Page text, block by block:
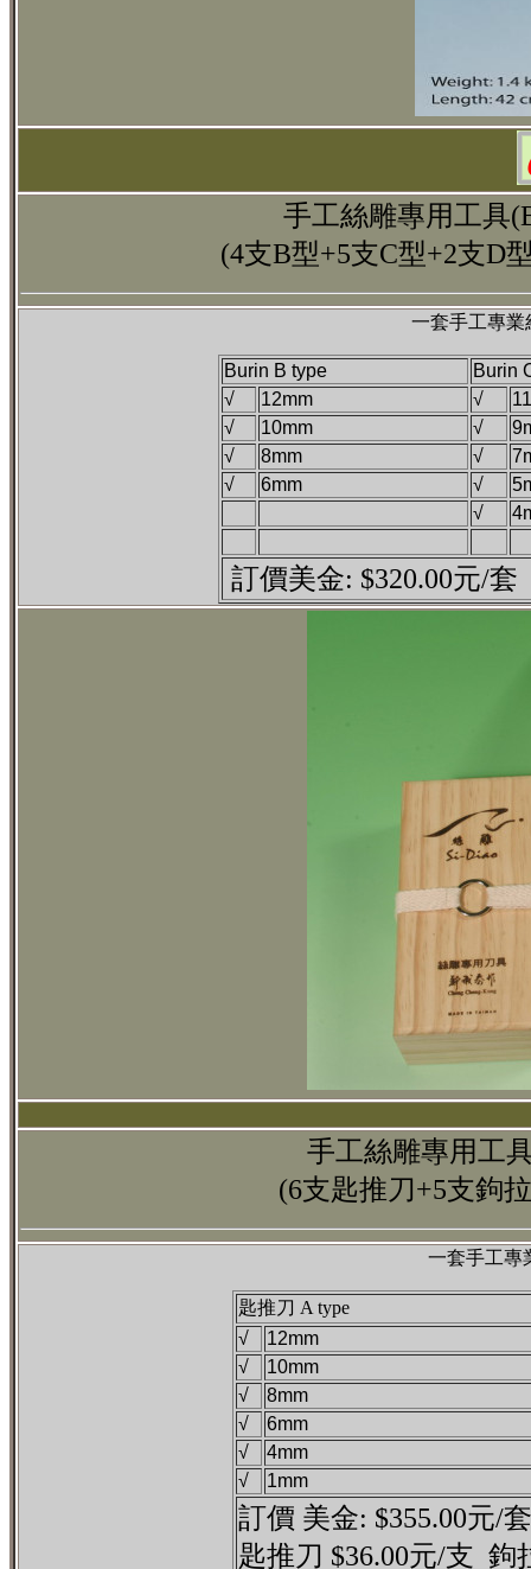
手工絲雕專用工具
(4支B型+5支C型+2支D
一套手工專業
Burin B type
Burin
√
12mm √
√
10mm √
√
8mm √
√
6mm √
√
訂價美金: $320.00元/套
手工絲雕專用工
(6支匙推刀+5支鉤
一套手工專
匙推刀 A type
√
12mm
√
10mm
√
8mm
√
6mm
√
4mm
√
1mm
訂價 美金: $355.00元/
匙推刀 $36.00元/支 鉤